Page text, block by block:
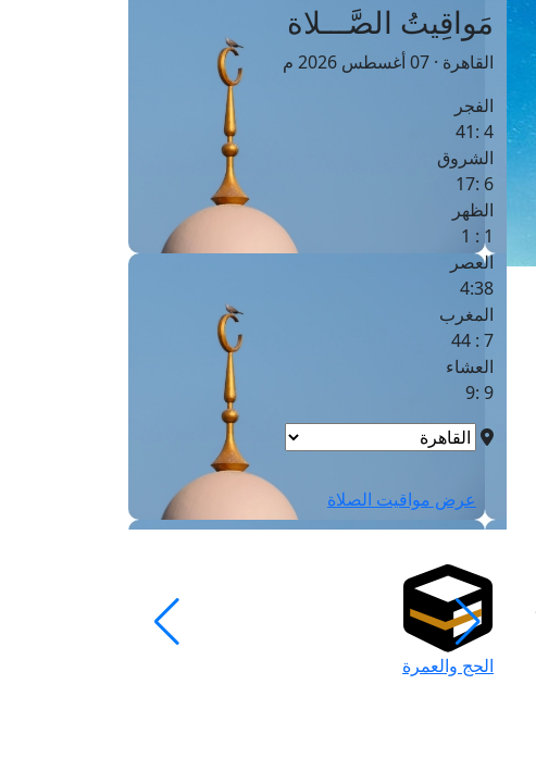
مَواقِيتُ الصَّـــلاة
القاهرة · 07 أغسطس 2026 م
الفجر
4 :41
الشروق
6 :17
الظهر
1 : 1
العصر
4:38
المغرب
7 : 44
العشاء
9 :9
عرض مواقيت الصلاة
الحج والعمرة